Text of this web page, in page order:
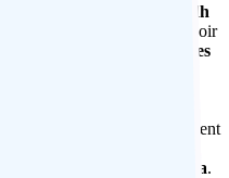
de la tribu
Kutia Kondh
La seule façon de voir
hebdomadaire du mardi.
Les
exemple à la possibilité
tigre, à l’image de notre
ethniques sont souvent
leur visage. Déjuner
retour à
Rayagada.